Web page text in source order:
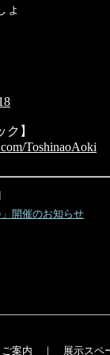
ょ
ク】
ToshinaoAoki
開催のお知らせ
案内 ｜ 展示スペ